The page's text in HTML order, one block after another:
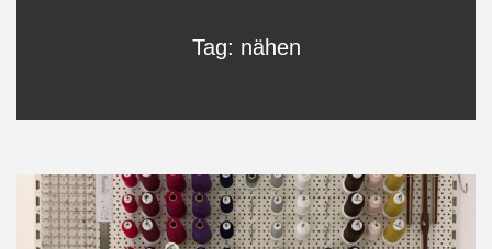
Tag: nähen